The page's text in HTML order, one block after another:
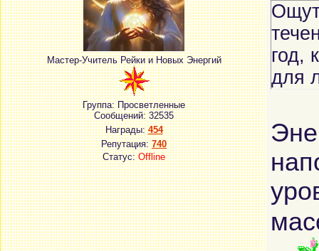
Мастер-Учитель Рейки и Новых Энергий
Группа: Просветленные
Сообщений:32535
Награды:454
Репутация:740
Статус:Offline
год,
для